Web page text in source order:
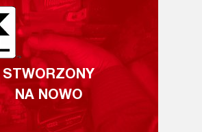
STWORZONY
NA NOWO